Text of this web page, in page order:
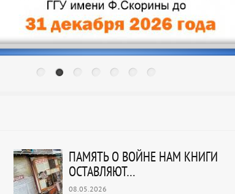
ПАМЯТЬ О ВОЙНЕ НАМ КНИГИ
ОСТАВЛЯЮТ…
08.05.2026